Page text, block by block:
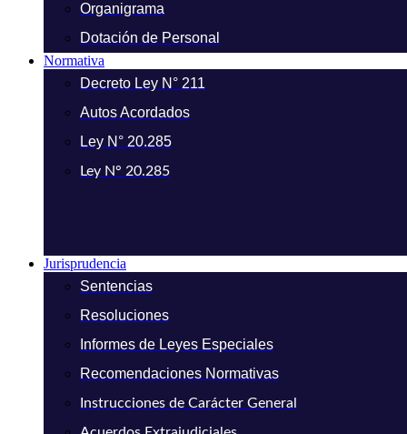
Organigrama
Dotación de Personal
Normativa
Decreto Ley N° 211
Autos Acordados
Ley N° 20.285
Ley N° 20.285
Jurisprudencia
Sentencias
Resoluciones
Informes de Leyes Especiales
Recomendaciones Normativas
Instrucciones de Carácter General